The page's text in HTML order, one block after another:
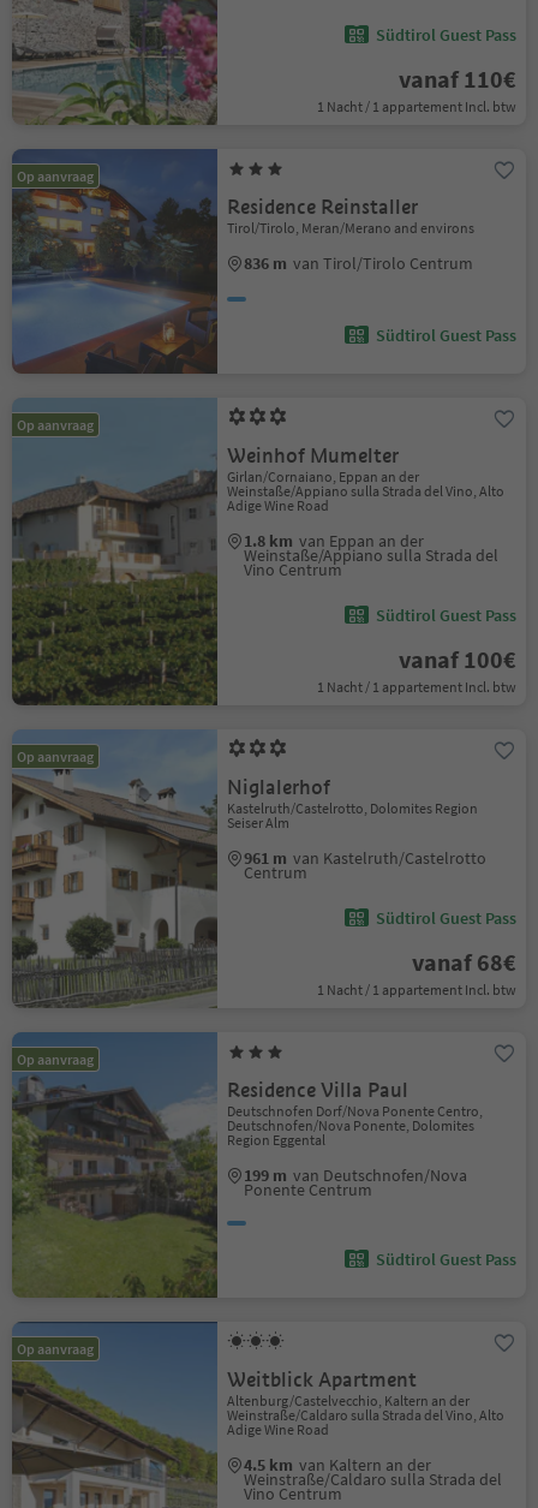
Südtirol Guest Pass
vanaf 110€
1 Nacht / 1 appartement Incl. btw
Op aanvraag
Residence Reinstaller
Tirol/Tirolo, Meran/Merano and environs
836 m van Tirol/Tirolo Centrum
Südtirol Guest Pass
Op aanvraag
Weinhof Mumelter
Girlan/Cornaiano, Eppan an der
Weinstaße/Appiano sulla Strada del Vino, Alto
Adige Wine Road
1.8 km van Eppan an der
Weinstaße/Appiano sulla Strada del
Vino Centrum
Südtirol Guest Pass
vanaf 100€
1 Nacht / 1 appartement Incl. btw
Op aanvraag
Niglalerhof
Kastelruth/Castelrotto, Dolomites Region
Seiser Alm
961 m van Kastelruth/Castelrotto
Centrum
Südtirol Guest Pass
vanaf 68€
1 Nacht / 1 appartement Incl. btw
Op aanvraag
Residence Villa Paul
Deutschnofen Dorf/Nova Ponente Centro,
Deutschnofen/Nova Ponente, Dolomites
Region Eggental
199 m van Deutschnofen/Nova
Ponente Centrum
Südtirol Guest Pass
Op aanvraag
Weitblick Apartment
Altenburg/Castelvecchio, Kaltern an der
Weinstraße/Caldaro sulla Strada del Vino, Alto
Adige Wine Road
4.5 km van Kaltern an der
Weinstraße/Caldaro sulla Strada del
Vino Centrum